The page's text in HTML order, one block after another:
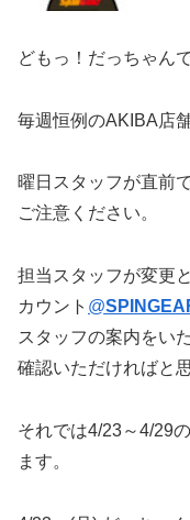
どもっ！だっちゃん
毎週恒例のAKIBA店
曜日スタッフが直前
ご注意ください。
担当スタッフが変更
カウント @
スタッフの案内をい
確認いただければと
それでは4/23～4/29
ます。